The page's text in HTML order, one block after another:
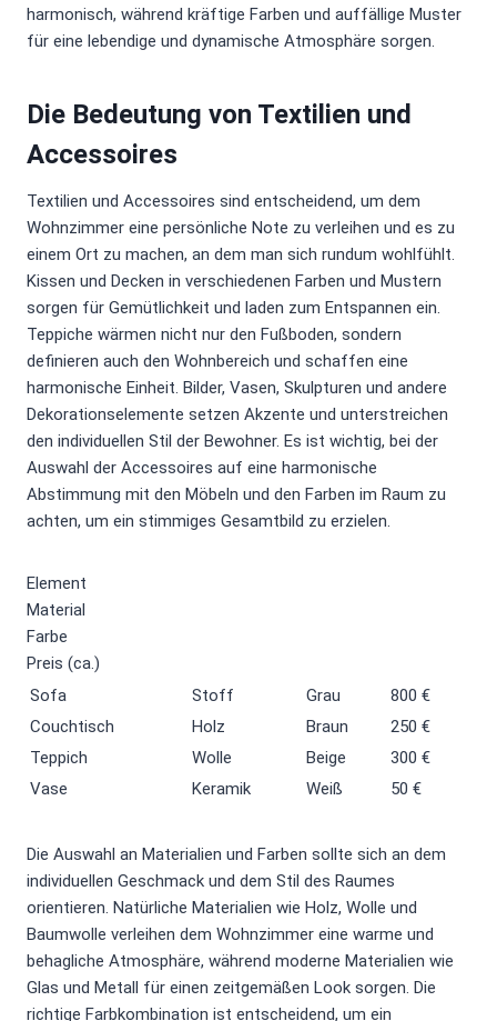
harmonisch, während kräftige Farben und auffällige Muster
für eine lebendige und dynamische Atmosphäre sorgen.
Die Bedeutung von Textilien und
Accessoires
Textilien und Accessoires sind entscheidend, um dem
Wohnzimmer eine persönliche Note zu verleihen und es zu
einem Ort zu machen, an dem man sich rundum wohlfühlt.
Kissen und Decken in verschiedenen Farben und Mustern
sorgen für Gemütlichkeit und laden zum Entspannen ein.
Teppiche wärmen nicht nur den Fußboden, sondern
definieren auch den Wohnbereich und schaffen eine
harmonische Einheit. Bilder, Vasen, Skulpturen und andere
Dekorationselemente setzen Akzente und unterstreichen
den individuellen Stil der Bewohner. Es ist wichtig, bei der
Auswahl der Accessoires auf eine harmonische
Abstimmung mit den Möbeln und den Farben im Raum zu
achten, um ein stimmiges Gesamtbild zu erzielen.
Element
Material
Farbe
Preis (ca.)
Sofa
Stoff Grau
800 €
Couchtisch
Holz Braun
250 €
Teppich
Wolle Beige
300 €
Vase
Keramik Weiß 50 €
Die Auswahl an Materialien und Farben sollte sich an dem
individuellen Geschmack und dem Stil des Raumes
orientieren. Natürliche Materialien wie Holz, Wolle und
Baumwolle verleihen dem Wohnzimmer eine warme und
behagliche Atmosphäre, während moderne Materialien wie
Glas und Metall für einen zeitgemäßen Look sorgen. Die
richtige Farbkombination ist entscheidend, um ein